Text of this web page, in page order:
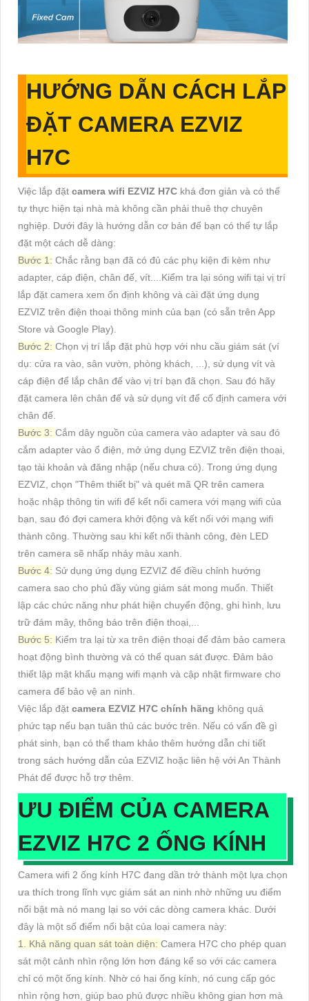
HƯỚNG DẪN CÁCH LẮP
ĐẶT CAMERA EZVIZ
H7C
Việc lắp đặt camera wifi EZVIZ H7C khá đơn giản và có thể
tự thực hiện tại nhà mà không cần phải thuê thợ chuyên
nghiệp. Dưới đây là hướng dẫn cơ bản để bạn có thể tự lắp
đặt một cách dễ dàng:
Bước 1: Chắc rằng bạn đã có đủ các phụ kiện đi kèm như
adapter, cáp điện, chân đế, vít....Kiểm tra lại sóng wifi tại vị trí
lắp đặt camera xem ổn định không và cài đặt ứng dụng
EZVIZ trên điện thoại thông minh của bạn (có sẵn trên App
Store và Google Play).
Bước 2: Chọn vị trí lắp đặt phù hợp với nhu cầu giám sát (ví
dụ: cửa ra vào, sân vườn, phòng khách, ...), sử dụng vít và
cáp điện để lắp chân đế vào vị trí bạn đã chọn. Sau đó hãy
đặt camera lên chân đế và sử dụng vít để cố định camera với
chân đế.
Bước 3: Cắm dây nguồn của camera vào adapter và sau đó
cắm adapter vào ổ điện, mở ứng dụng EZVIZ trên điện thoại,
tạo tài khoản và đăng nhập (nếu chưa có). Trong ứng dụng
EZVIZ, chọn "Thêm thiết bị" và quét mã QR trên camera
hoặc nhập thông tin wifi để kết nối camera với mạng wifi của
bạn, sau đó đợi camera khởi động và kết nối với mạng wifi
thành công. Thường sau khi kết nối thành công, đèn LED
trên camera sẽ nhấp nháy màu xanh.
Bước 4: Sử dụng ứng dụng EZVIZ để điều chỉnh hướng
camera sao cho phủ đầy vùng giám sát mong muốn. Thiết
lập các chức năng như phát hiện chuyển động, ghi hình, lưu
trữ đám mây, thông báo trên điện thoại,...
Bước 5: Kiểm tra lại từ xa trên điện thoại để đảm bảo camera
hoạt động bình thường và có thể quan sát được. Đảm bảo
thiết lập mật khẩu mạng wifi mạnh và cập nhật firmware cho
camera để bảo vệ an ninh.
Việc lắp đặt camera EZVIZ H7C chính hãng không quá
phức tạp nếu bạn tuân thủ các bước trên. Nếu có vấn đề gì
phát sinh, bạn có thể tham khảo thêm hướng dẫn chi tiết
trong sách hướng dẫn của EZVIZ hoặc liên hệ với An Thành
Phát để được hỗ trợ thêm.
ƯU ĐIỂM CỦA CAMERA
EZVIZ H7C 2 ỐNG KÍNH
Camera wifi 2 ống kính H7C đang dần trở thành một lựa chọn
ưa thích trong lĩnh vực giám sát an ninh nhờ những ưu điểm
nổi bật mà nó mang lại so với các dòng camera khác. Dưới
đây là một số điểm nổi bật của loại camera này:
1. Khả năng quan sát toàn diện: Camera H7C cho phép quan
sát một cảnh nhìn rộng lớn hơn đáng kể so với các camera
chỉ có một ống kính. Nhờ có hai ống kính, nó cung cấp góc
nhìn rộng hơn, giúp bao phủ được nhiều không gian hơn mà